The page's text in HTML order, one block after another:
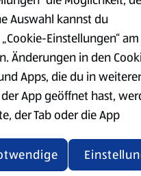
Eier
Auswahl kannst du
Einstellungen“
Änderungen in den
Apps, die du in
App geöffnet hast,
der Tab oder die App
wieder geöffnet